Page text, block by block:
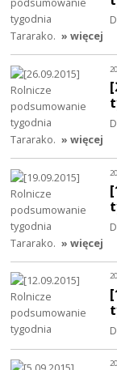
Tararako. » więcej
Tararako. » więcej
Tararako. » więcej